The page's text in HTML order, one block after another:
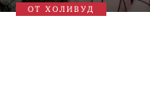
ОТ ХОЛИВУД